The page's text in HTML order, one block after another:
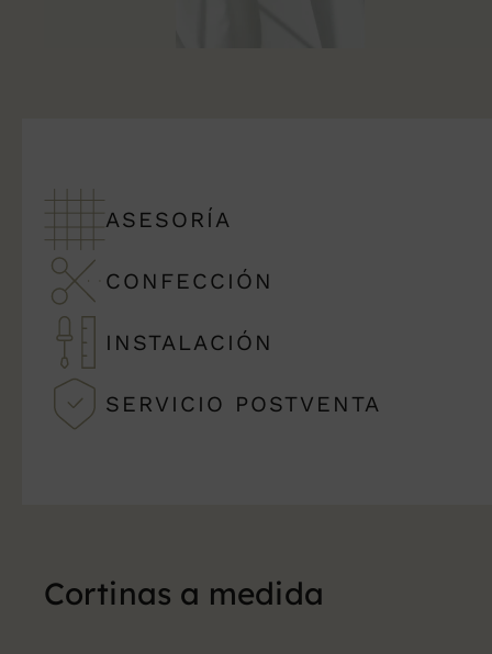
ASESORÍA
CONFECCIÓN
INSTALACIÓN
SERVICIO POSTVENTA
Cortinas a medida